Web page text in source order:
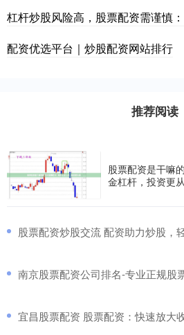
杠杆炒股风险高，股票配资需谨慎
配资优选平台｜炒股配资网站排行
推荐阅读
股票配资是干嘛
金杠杆，投资更
股票配资炒股交流 配资助力炒股，
南京股票配资公司排名-专业正规股
宜昌股票配资 股票配资：快速放大